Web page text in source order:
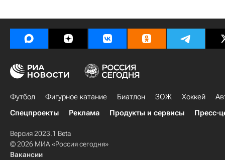
Футбол Фигурное катание Биатлон ЗОЖ Хоккей
Спецпроекты
Реклама Продукты и сервисы Пресс-
Версия 2023.1 Beta
© 2026 МИА «Россия сегодня»
Вакансии